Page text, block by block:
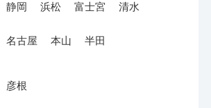
静岡 浜松 富士宮 清水
名古屋 本山 半田
彦根